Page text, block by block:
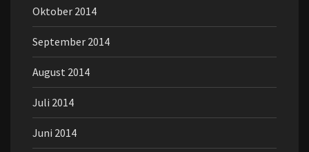
Oktober 2014
September 2014
August 2014
Juli 2014
Juni 2014